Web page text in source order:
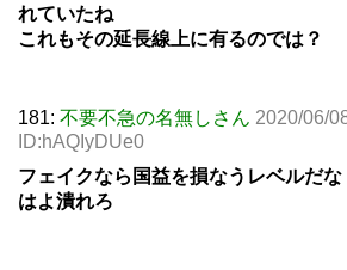
れていたね
これもその延長線上に有るのでは？
181: 不要不急の名無しさん 2020/06/
ID:hAQIyDUe0
フェイクなら国益を損なうレベルだな
はよ潰れろ